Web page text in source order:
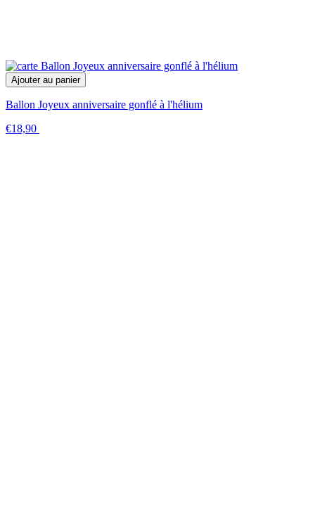
Ajouter au panier
Ballon Joyeux anniversaire gonflé à l'hélium
€18,90